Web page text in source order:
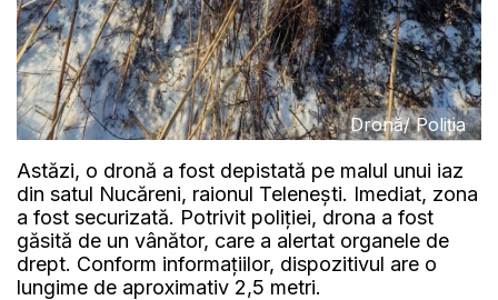
Dronă/ Poliția
Astăzi, o dronă a fost depistată pe malul unui iaz
din satul Nucăreni, raionul Telenești. Imediat, zona
a fost securizată. Potrivit poliției, drona a fost
găsită de un vânător, care a alertat organele de
drept. Conform informațiilor, dispozitivul are o
lungime de aproximativ 2,5 metri.